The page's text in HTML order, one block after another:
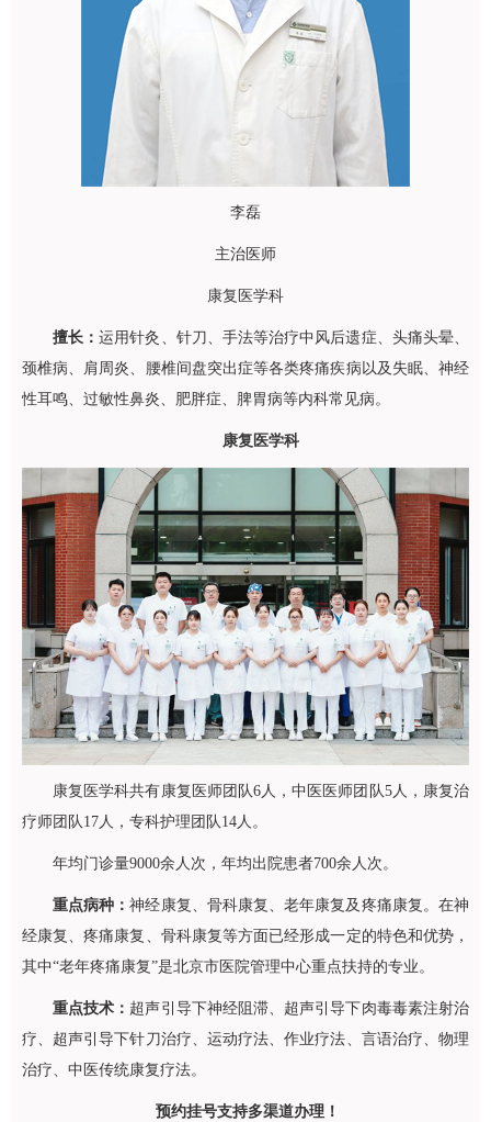
李磊
主治医师
康复医学科
擅长：运用针灸、针刀、手法等治疗中风后遗症、头痛头晕、
颈椎病、肩周炎、腰椎间盘突出症等各类疼痛疾病以及失眠、神经
性耳鸣、过敏性鼻炎、肥胖症、脾胃病等内科常见病。
康复医学科
康复医学科共有康复医师团队6人，中医医师团队5人，康复治
疗师团队17人，专科护理团队14人。
年均门诊量9000余人次，年均出院患者700余人次。
重点病种：神经康复、 骨科康复、老年康复及疼痛康复。在神
经康复、疼痛康复、 骨科康复等方面已经形成一定的特色和优势，
其中“老年疼痛康复”是北京市医院管理中心重点扶持的专业。
重点技术： 超声引导下神经阻滞、超声引导下肉毒毒素注射治
疗、超声引导下针刀治疗、运动疗法、作业疗法、言语治疗、物理
治疗、中医传统康复疗法。
预约挂号支持多渠道办理！